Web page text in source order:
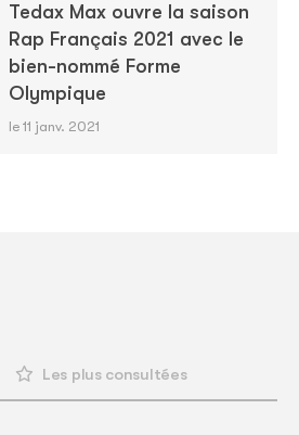
Tedax Max ouvre la saison
Rap Français 2021 avec le
bien-nommé Forme
Olympique
le 11 janv. 2021
Les plus consultées